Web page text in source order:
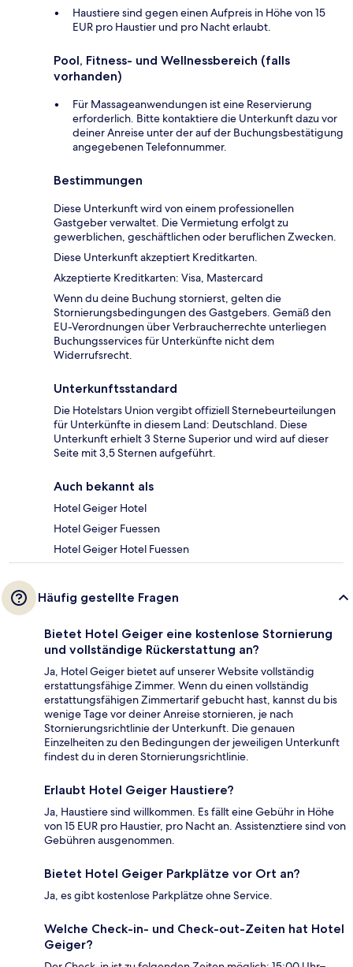
Haustiere sind gegen einen Aufpreis in Höhe von 15
EUR pro Haustier und pro Nacht erlaubt.
Pool, Fitness- und Wellnessbereich (falls
vorhanden)
Für Massageanwendungen ist eine Reservierung
erforderlich. Bitte kontaktiere die Unterkunft dazu vor
deiner Anreise unter der auf der Buchungsbestätigung
angegebenen Telefonnummer.
Bestimmungen
Diese Unterkunft wird von einem professionellen
Gastgeber verwaltet. Die Vermietung erfolgt zu
gewerblichen, geschäftlichen oder beruflichen Zwecken.
Diese Unterkunft akzeptiert Kreditkarten.
Akzeptierte Kreditkarten: Visa, Mastercard
Wenn du deine Buchung stornierst, gelten die
Stornierungsbedingungen des Gastgebers. Gemäß den
EU-Verordnungen über Verbraucherrechte unterliegen
Buchungsservices für Unterkünfte nicht dem
Widerrufsrecht.
Unterkunftsstandard
Die Hotelstars Union vergibt offiziell Sternebeurteilungen
für Unterkünfte in diesem Land: Deutschland. Diese
Unterkunft erhielt 3 Sterne Superior und wird auf dieser
Seite mit 3,5 Sternen aufgeführt.
Auch bekannt als
Hotel Geiger Hotel
Hotel Geiger Fuessen
Hotel Geiger Hotel Fuessen
Häufig gestellte Fragen
Bietet Hotel Geiger eine kostenlose Stornierung
und vollständige Rückerstattung an?
Ja, Hotel Geiger bietet auf unserer Website vollständig
erstattungsfähige Zimmer. Wenn du einen vollständig
erstattungsfähigen Zimmertarif gebucht hast, kannst du bis
wenige Tage vor deiner Anreise stornieren, je nach
Stornierungsrichtlinie der Unterkunft. Die genauen
Einzelheiten zu den Bedingungen der jeweiligen Unterkunft
findest du in deren Stornierungsrichtlinie.
Erlaubt Hotel Geiger Haustiere?
Ja, Haustiere sind willkommen. Es fällt eine Gebühr in Höhe
von 15 EUR pro Haustier, pro Nacht an. Assistenztiere sind von
Gebühren ausgenommen.
Bietet Hotel Geiger Parkplätze vor Ort an?
Ja, es gibt kostenlose Parkplätze ohne Service.
Welche Check-in- und Check-out-Zeiten hat Hotel
Geiger?